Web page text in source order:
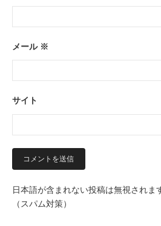
メール ※
サイト
日本語が含まれない投稿は無視されま
（スパム対策）